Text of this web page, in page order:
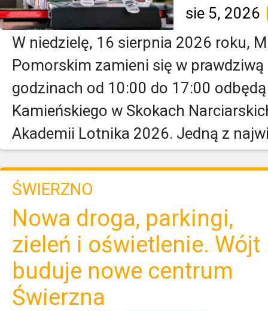
sie 5, 2026
W niedzielę, 16 sierpnia 2026 roku,
Pomorskim zamieni się w
godzinach od 10:00 do 17:00
Kamieńskiego w Skokach
Akademii Lotnika 2026. Jedną z
ŚWIERZNO
Nowa droga, parkingi,
zieleń i oświetlenie. Wójt
buduje nowe centrum
Świerzna